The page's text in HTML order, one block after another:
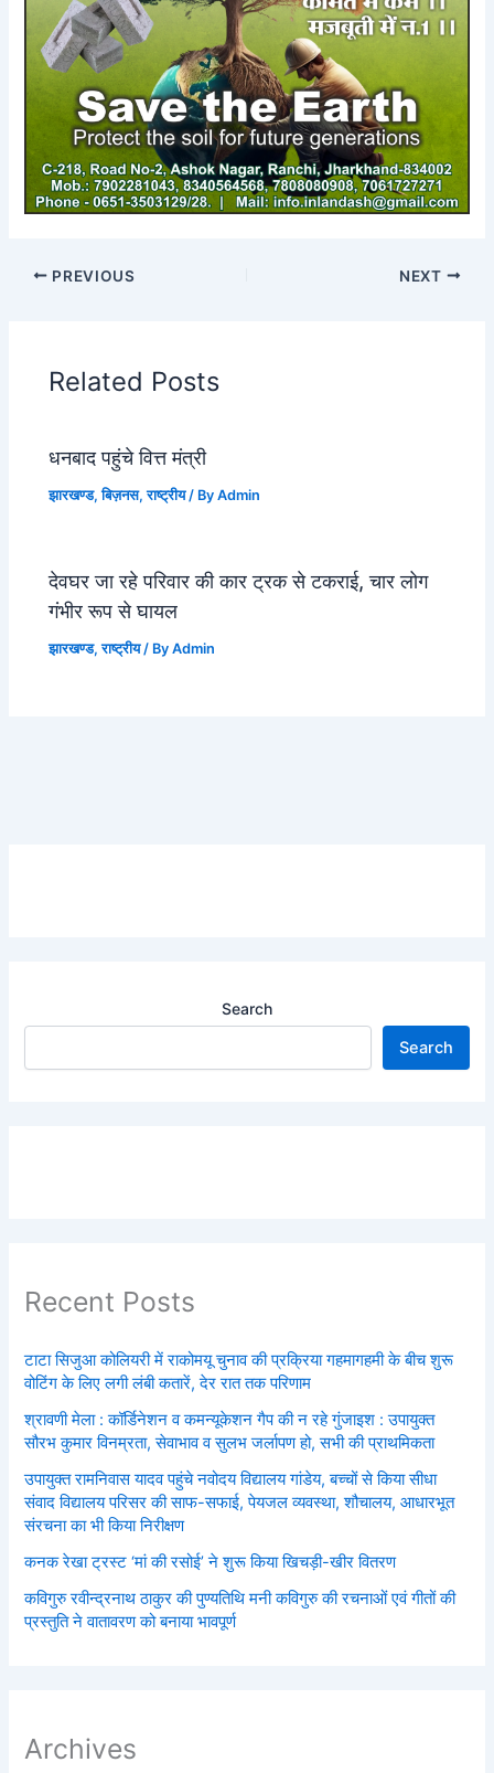
PREVIOUS NEXT
Related Posts
धनबाद पहुंचे वित्त मंत्री
झारखण्ड,बिज़नस,राष्ट्रीय/ ByAdmin
देवघर जा रहे परिवार की कार ट्रक से टकराई, चार लोग
गंभीर रूप से घायल
झारखण्ड,राष्ट्रीय/ ByAdmin
Search
Search
Recent Posts
टाटा सिजुआ कोलियरी में राकोमयू चुनाव की प्रक्रिया गहमागहमी के बीच शुरू
वोटिंग के लिए लगी लंबी कतारें, देर रात तक परिणाम
श्रावणी मेला : कॉर्डिनेशन व कमन्यूकेशन गैप की न रहे गुंजाइश : उपायुक्त
सौरभ कुमार विनम्रता, सेवाभाव व सुलभ जर्लापण हो, सभी की प्राथमिकता
उपायुक्त रामनिवास यादव पहुंचे नवोदय विद्यालय गांडेय, बच्चों से किया सीधा
संवाद विद्यालय परिसर की साफ-सफाई, पेयजल व्यवस्था, शौचालय, आधारभूत
संरचना का भी किया निरीक्षण
कनक रेखा ट्रस्ट ‘मां की रसोई’ ने शुरू किया खिचड़ी-खीर वितरण
कविगुरु रवीन्द्रनाथ ठाकुर की पुण्यतिथि मनी कविगुरु की रचनाओं एवं गीतों की
प्रस्तुति ने वातावरण को बनाया भावपूर्ण
Archives